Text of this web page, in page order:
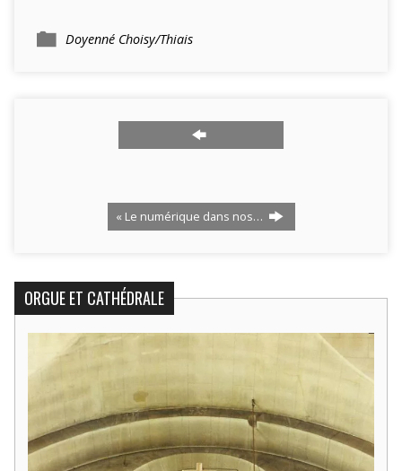
Doyenné Choisy/Thiais
« Le numérique dans nos…
ORGUE ET CATHÉDRALE